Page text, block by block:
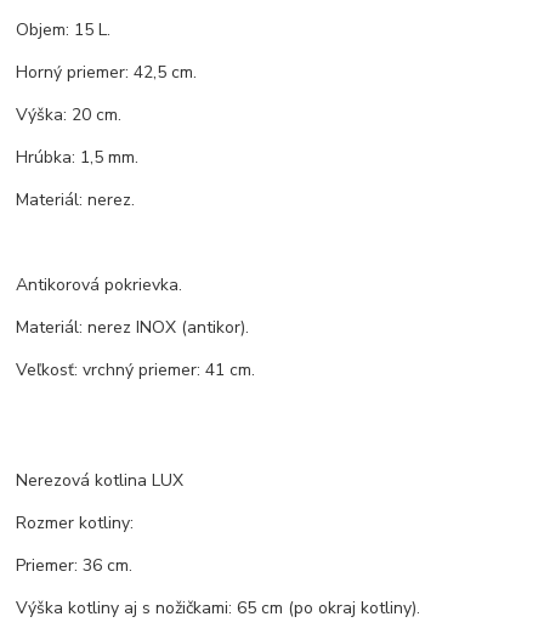
Objem: 15 L.
Horný priemer: 42,5 cm.
Výška: 20 cm.
Hrúbka: 1,5 mm.
Materiál: nerez.
Antikorová pokrievka.
Materiál: nerez INOX (antikor).
Veľkosť: vrchný priemer: 41 cm.
Nerezová kotlina LUX
Rozmer kotliny:
Priemer: 36 cm.
Výška kotliny aj s nožičkami: 65 cm (po okraj kotliny).